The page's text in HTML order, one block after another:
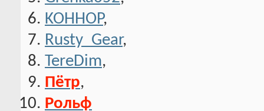
KOHHOP,
Rusty_Gear,
TereDim,
Пётр,
Рольф